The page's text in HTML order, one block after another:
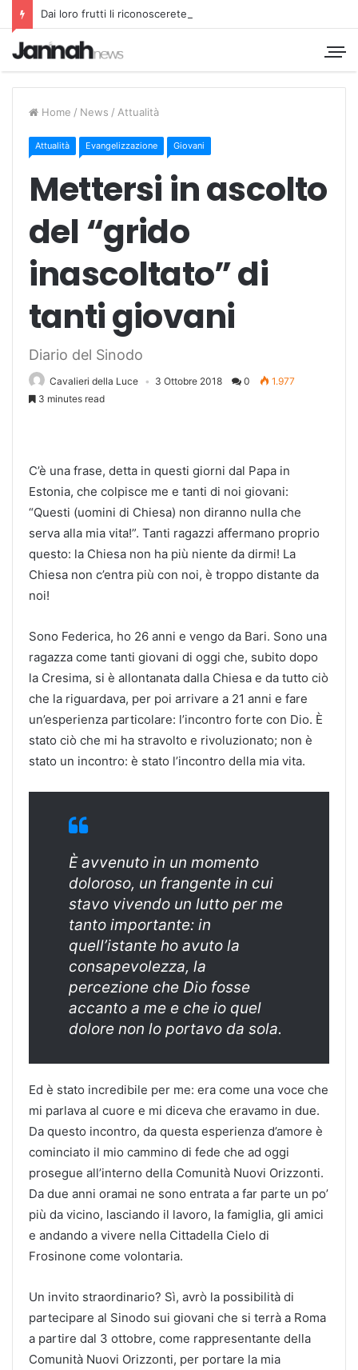
Dai loro frutti li riconoscerete
Home / News / Attualità
Attualità Evangelizzazione Giovani
Mettersi in ascolto
del “grido
inascoltato” di
tanti giovani
Diario del Sinodo
Cavalieri della Luce 3 Ottobre 2018 0
1.977
3 minutes read
C’è una frase, detta in questi giorni dal Papa in
Estonia, che colpisce me e tanti di noi giovani:
“Questi (uomini di Chiesa) non diranno nulla che
serva alla mia vita!”. Tanti ragazzi affermano proprio
questo: la Chiesa non ha più niente da dirmi! La
Chiesa non c’entra più con noi, è troppo distante da
noi!
Sono Federica, ho 26 anni e vengo da Bari. Sono una
ragazza come tanti giovani di oggi che, subito dopo
la Cresima, si è allontanata dalla Chiesa e da tutto ciò
che la riguardava, per poi arrivare a 21 anni e fare
un’esperienza particolare: l’incontro forte con Dio. È
stato ciò che mi ha stravolto e rivoluzionato; non è
stato un incontro: è stato l’incontro della mia vita.
È avvenuto in un momento
doloroso, un frangente in cui
stavo vivendo un lutto per me
tanto importante: in
quell’istante ho avuto la
consapevolezza, la
percezione che Dio fosse
accanto a me e che io quel
dolore non lo portavo da sola.
Ed è stato incredibile per me: era come una voce che
mi parlava al cuore e mi diceva che eravamo in due.
Da questo incontro, da questa esperienza d’amore è
cominciato il mio cammino di fede che ad oggi
prosegue all’interno della Comunità Nuovi Orizzonti.
Da due anni oramai ne sono entrata a far parte un po’
più da vicino, lasciando il lavoro, la famiglia, gli amici
e andando a vivere nella Cittadella Cielo di
Frosinone come volontaria.
Un invito straordinario? Sì, avrò la possibilità di
partecipare al Sinodo sui giovani che si terrà a Roma
a partire dal 3 ottobre, come rappresentante della
Comunità Nuovi Orizzonti, per portare la mia